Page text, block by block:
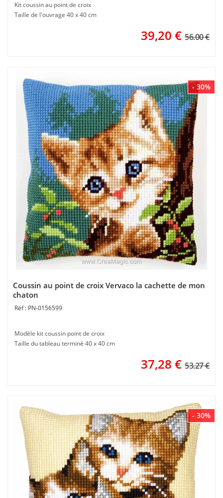
Kit coussin au point de croix
Taille de l'ouvrage 40 x 40 cm
39,20 € 56.00 €
- 30%
Coussin au point de croix Vervaco la cachette de mon
chaton
PN-0156599
Modèle kit coussin point de croix
Taille du tableau terminé 40 x 40 cm
37,28 € 53.27 €
- 30%